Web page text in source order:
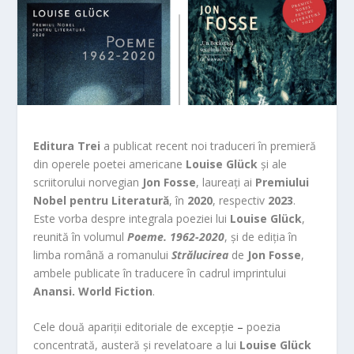
Editura Trei a publicat recent noi traduceri în premieră
din operele poetei americane Louise Glück și ale
scriitorului norvegian Jon Fosse, laureați ai Premiului
Nobel pentru Literatură, în 2020, respectiv 2023.
Este vorba despre integrala poeziei lui Louise Glück,
reunită în volumulPoeme. 1962-2020, și de ediția în
limba română a romanuluiStrălucirea de Jon Fosse,
ambele publicate în traducere în cadrul imprintului
Anansi. World Fiction.
Cele două apariții editoriale de excepție – poezia
concentrată, austeră și revelatoare a lui Louise Glück